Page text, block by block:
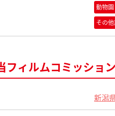
動物
その
フィルムコミッション
新潟